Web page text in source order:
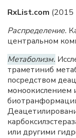
RxList.com (2015
Распределение.
центральном
Метаболизм.
траметиниб
посредством
моноокислением
или другими